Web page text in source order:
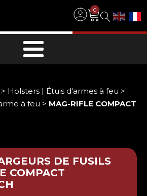
0
> Holsters | Étuis d'armes à feu >
à feu > MAG-RIFLE COMPACT
DE FUSILS
COMPACT